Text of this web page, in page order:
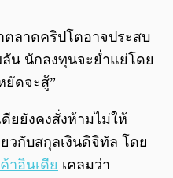
ตลาดคริปโตอาจประสบ
น นักลงทุนจะย่ำแย่โดย
ยัดจะสู้”
ยยังคงสั่งห้ามไม่ให้
วกับสกุลเงินดิจิทัล โดย
าอินเดีย เคลมว่า